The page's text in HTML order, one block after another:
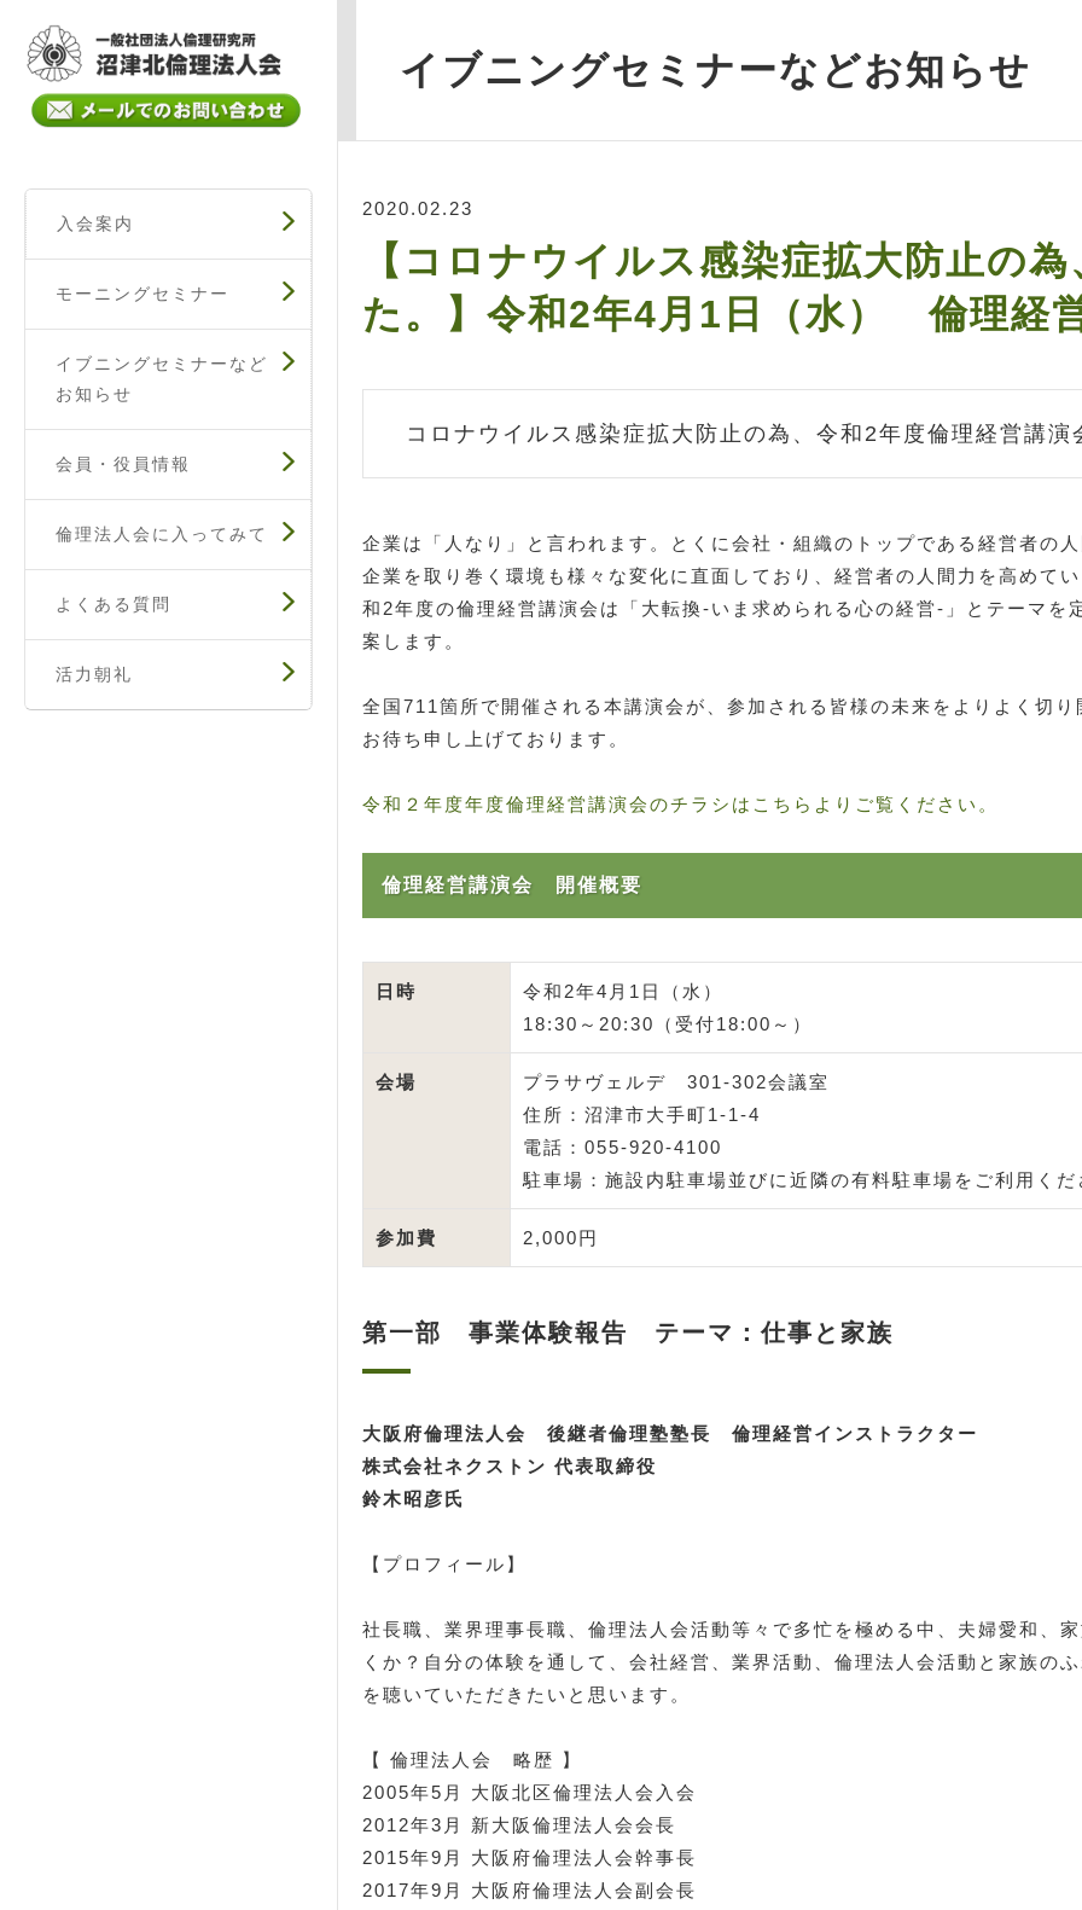
入会案内
モーニングセミナー
イブニングセミナーなど
お知らせ
会員・役員情報
倫理法人会に入ってみて
よくある質問
活力朝礼
イブニングセミナーなどお知らせ
2020.02.23
【コロナウイルス感染症拡大防止の
た。】令和2年4月1日（水） 倫理経
コロナウイルス感染症拡大防止の為、令和2年度倫理経営講
企業は「人なり」と言われます。とくに会社・組織のトップである経営者の
企業を取り巻く環境も様々な変化に直面しており、経営者の人間力を高めて
和2年度の倫理経営講演会は「大転換-いま求められる心の経営-」とテーマ
案します。
全国711箇所で開催される本講演会が、参加される皆様の未来をよりよく切
お待ち申し上げております。
令和２年度年度倫理経営講演会のチラシはこちらよりご覧ください。
倫理経営講演会 開催概要
日時
令和2年4月1日（水）
18:30～20:30（受付18:00～）
会場
プラサヴェルデ 301-302会議室
住所：沼津市大手町1-1-4
電話：055-920-4100
駐車場：施設内駐車場並びに近隣の有料駐車場をご利用くだ
参加費 2,000円
第一部 事業体験報告 テーマ：仕事と家族
大阪府倫理法人会 後継者倫理塾塾長 倫理経営インストラクター
株式会社ネクストン 代表取締役
鈴木昭彦氏
【プロフィール】
社長職、業界理事長職、倫理法人会活動等々で多忙を極める中、夫婦愛和、
くか？自分の体験を通して、会社経営、業界活動、倫理法人会活動と家族の
を聴いていただきたいと思います。
【 倫理法人会 略歴 】
2005年5月 大阪北区倫理法人会入会
2012年3月 新大阪倫理法人会会長
2015年9月 大阪府倫理法人会幹事長
2017年9月 大阪府倫理法人会副会長